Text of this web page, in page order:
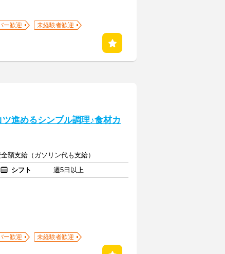
ー歓迎
未経験者歓迎
進めるシンプル調理♪食材カ
額支給（ガソリン代も支給）
シフト
週5日以上
ー歓迎
未経験者歓迎